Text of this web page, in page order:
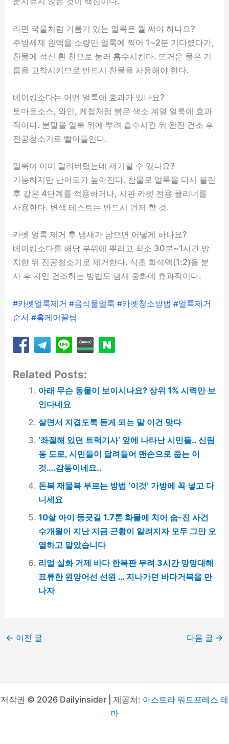
라면 국물처럼 기름기 있는 얼룩은 뭘 써야 하나요?
주방세제 원액을 소량만 얼룩에 찍어 1~2분 기다렸다가,
찬물에 적신 흰 천으로 눌러 흡수시킨다. 뜨거운 물은 기
름을 고착시키므로 반드시 찬물을 사용해야 한다.
베이킹소다는 어떤 얼룩에 효과가 있나요?
토마토소스, 와인, 케첩처럼 붉은 색소 계열 얼룩에 효과
적이다. 분말을 얼룩 위에 뿌려 흡수시킨 뒤 완전 건조 후
진공청소기로 빨아들인다.
얼룩이 이미 말라버렸는데 제거할 수 있나요?
가능하지만 난이도가 높아진다. 찬물로 얼룩을 다시 불린
후 같은 4단계를 적용하거나, 시판 카펫 전용 클리너를
사용한다. 변색 테스트는 반드시 먼저 할 것.
카펫 얼룩 제거 후 냄새가 남으면 어떻게 하나요?
베이킹소다를 해당 부위에 뿌리고 최소 30분~1시간 방
치한 뒤 진공청소기로 제거한다. 식초 희석액(1:2)을 분
사 후 자연 건조하는 방법도 냄새 중화에 효과적이다.
#카펫얼룩제거 #음식물얼룩 #카펫청소방법 #얼룩제거
순서 #홈케어꿀팁
Related Posts:
아래 무슨 동물이 보이시나요? 상위 1% 시력만 보
인다네요
살면서 지겹도록 듣게 되는 말 이건 맞다
‘좌절해 있던 트럭기사’ 앞에 나타난 시민들.. 신림
동 도로, 시민들이 달려들어 맨손으로 줍는 이
것….감동이네요..
돈복 재물복 부르는 방법 ‘이것’ 가방에 꼭 넣고 다
니세요
10살 아이 등굣길 1.7톤 화물에 치어 숨-진 사건
수개월이 지난 지금 근황이 알려지자 모두 그만 오
열하고 말았습니다
리얼 실화 거제 바다 한복판 무려 3시간 망망대해
표류한 원양어선 선원 … 지나가던 바다거북을 만
나자
← 이전 글 다음 글 →
저작권 © 2026 Dailyinsider | 제공처: 아스트라 워드프레스 테
마